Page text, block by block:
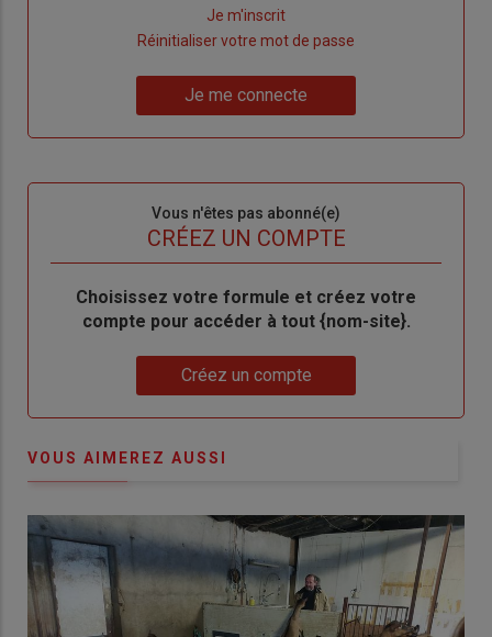
Je m'inscrit
de
Réinitialiser votre mot de passe
me
Je me connecte
Vous n'êtes pas abonné(e)
CRÉEZ UN COMPTE
BodyChoisissez votre formule et créez votre
compte pour accéder à tout {nom-site}.
Créez un compte
VOUS AIMEREZ AUSSI